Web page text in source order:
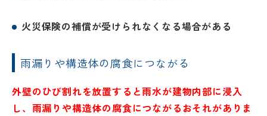
火災保険の補償が受けられなくなる場合がある
雨漏りや構造体の腐食につながる
外壁のひび割れを放置すると雨水が建物内部に浸入
し、雨漏りや構造体の腐食につながるおそれがありま